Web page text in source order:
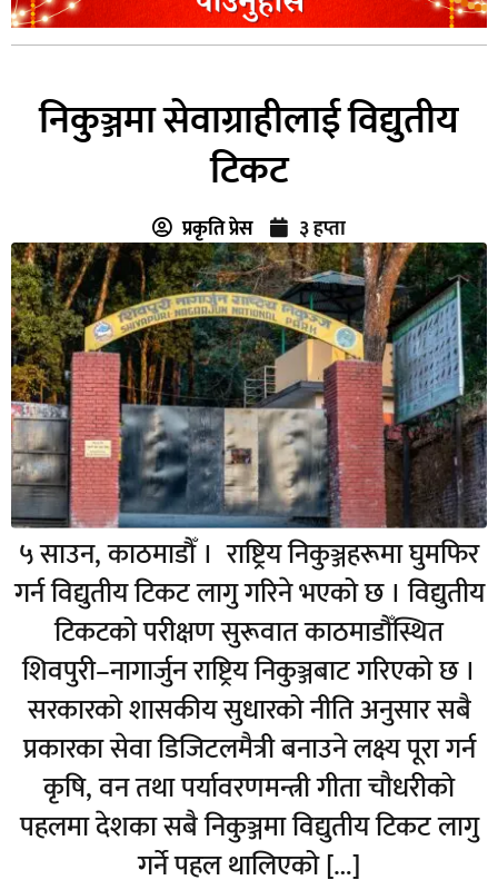
निकुञ्जमा सेवाग्राहीलाई विद्युतीय
टिकट
प्रकृति प्रेस ३ हप्ता
५ साउन, काठमाडौँ । राष्ट्रिय निकुञ्जहरूमा घुमफिर
गर्न विद्युतीय टिकट लागु गरिने भएको छ । विद्युतीय
टिकटको परीक्षण सुरूवात काठमाडौँस्थित
शिवपुरी–नागार्जुन राष्ट्रिय निकुञ्जबाट गरिएको छ ।
सरकारको शासकीय सुधारको नीति अनुसार सबै
प्रकारका सेवा डिजिटलमैत्री बनाउने लक्ष्य पूरा गर्न
कृषि, वन तथा पर्यावरणमन्त्री गीता चौधरीको
पहलमा देशका सबै निकुञ्जमा विद्युतीय टिकट लागु
गर्ने पहल थालिएको […]